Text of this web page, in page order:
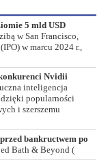
5 mld USD
w San Francisco,
w marcu 2024 r.,
Nvidii
inteligencja
popularności
i szerszemu
bankructwem po
Bath & Beyond (